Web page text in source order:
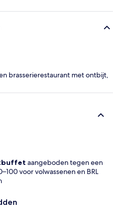
brasserierestaurant met ontbijt,
aangeboden tegen een
voor volwassenen en BRL